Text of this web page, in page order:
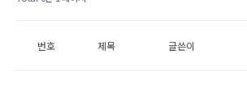
번호 제목 글쓴이